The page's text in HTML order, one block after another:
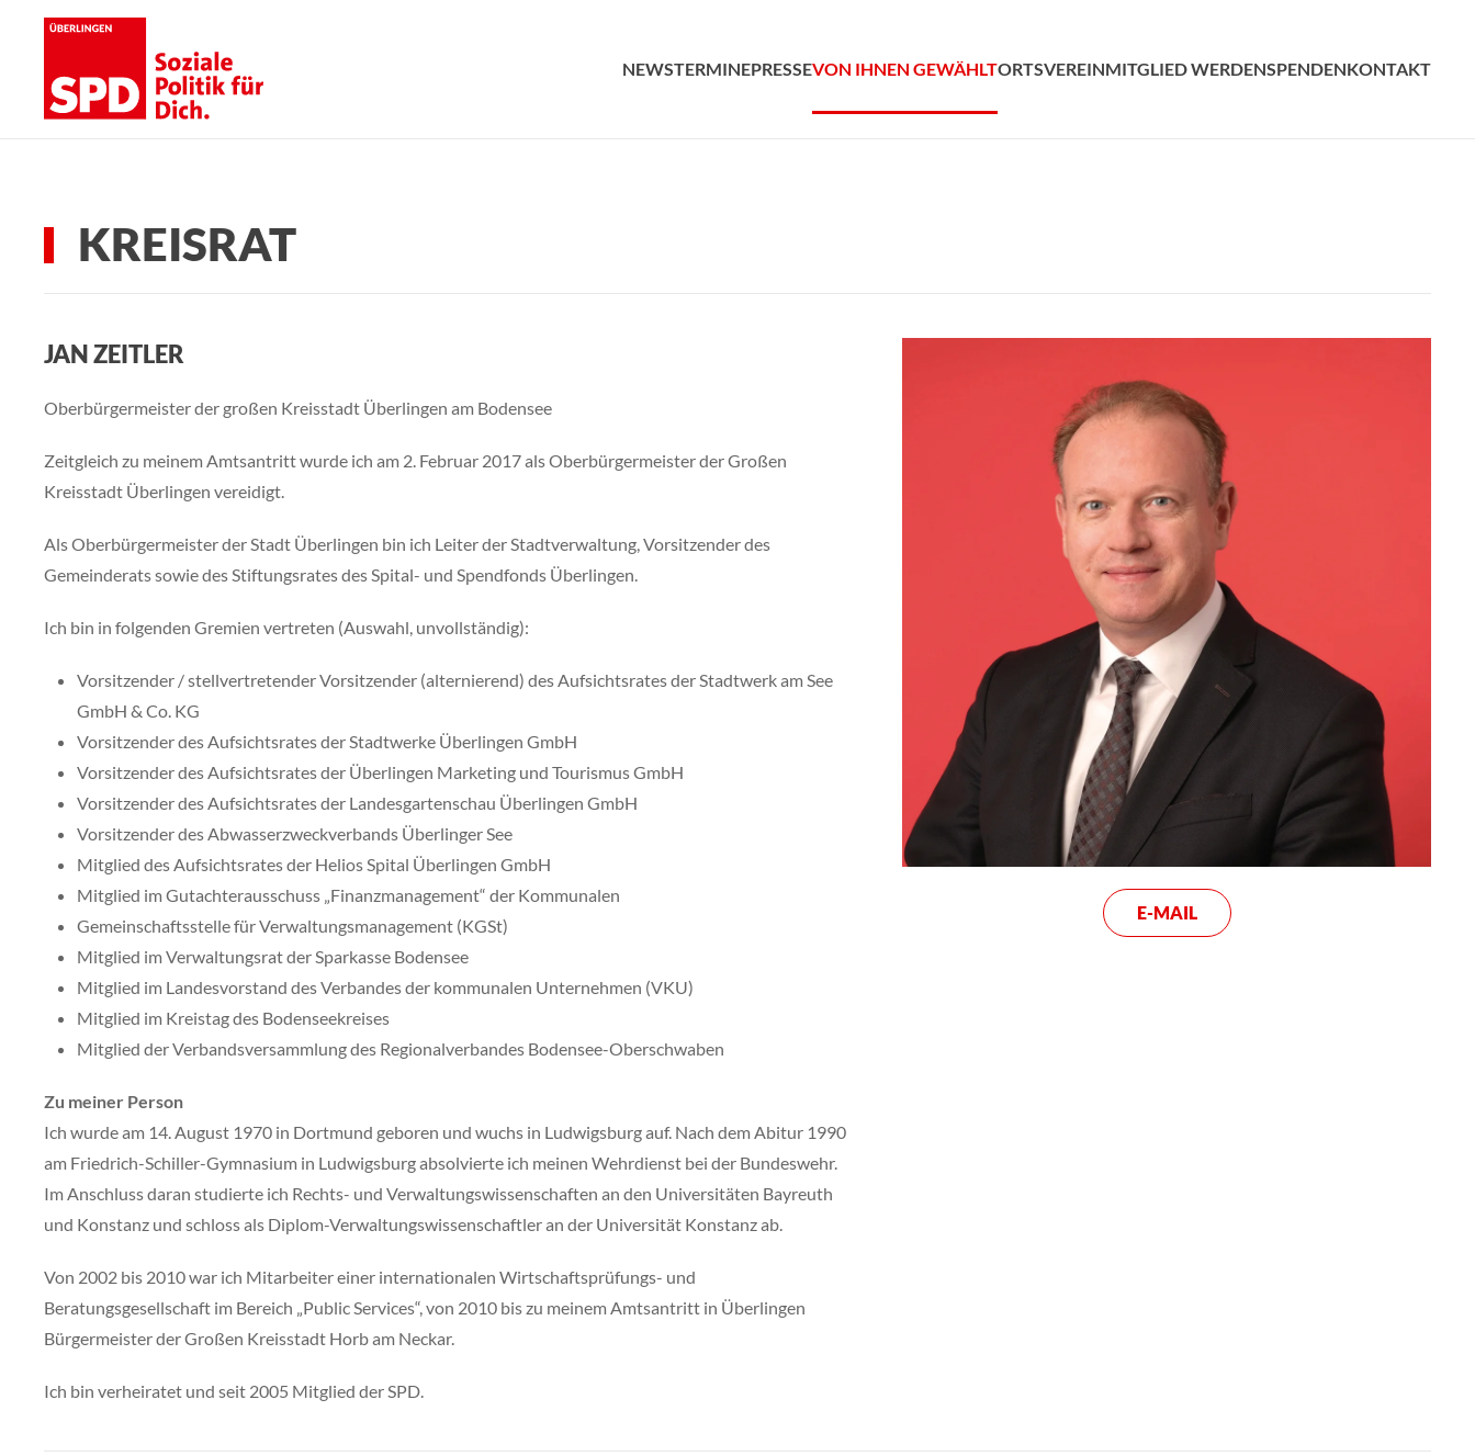
Skip to main content NEWSTERMINEPRESSEVON IHNEN GEWÄHLTORTSVEREINMITGLIED WERDENSPENDENKONTAKT
KREISRAT
JAN ZEITLER
Oberbürgermeister der großen Kreisstadt Überlingen am Bodensee
Zeitgleich zu meinem Amtsantritt wurde ich am 2. Februar 2017 als Oberbürgermeister der Großen
Kreisstadt Überlingen vereidigt.
Als Oberbürgermeister der Stadt Überlingen bin ich Leiter der Stadtverwaltung, Vorsitzender des
Gemeinderats sowie des Stiftungsrates des Spital- und Spendfonds Überlingen.
Ich bin in folgenden Gremien vertreten (Auswahl, unvollständig):
Vorsitzender / stellvertretender Vorsitzender (alternierend) des Aufsichtsrates der Stadtwerk am See
GmbH & Co. KG
Vorsitzender des Aufsichtsrates der Stadtwerke Überlingen GmbH
Vorsitzender des Aufsichtsrates der Überlingen Marketing und Tourismus GmbH
Vorsitzender des Aufsichtsrates der Landesgartenschau Überlingen GmbH
Vorsitzender des Abwasserzweckverbands Überlinger See
Mitglied des Aufsichtsrates der Helios Spital Überlingen GmbH
Mitglied im Gutachterausschuss „Finanzmanagement“ der Kommunalen
Gemeinschaftsstelle für Verwaltungsmanagement (KGSt)
Mitglied im Verwaltungsrat der Sparkasse Bodensee
Mitglied im Landesvorstand des Verbandes der kommunalen Unternehmen (VKU)
Mitglied im Kreistag des Bodenseekreises
Mitglied der Verbandsversammlung des Regionalverbandes Bodensee-Oberschwaben
Zu meiner Person
Ich wurde am 14. August 1970 in Dortmund geboren und wuchs in Ludwigsburg auf. Nach dem Abitur 1990
am Friedrich-Schiller-Gymnasium in Ludwigsburg absolvierte ich meinen Wehrdienst bei der Bundeswehr.
Im Anschluss daran studierte ich Rechts- und Verwaltungswissenschaften an den Universitäten Bayreuth
und Konstanz und schloss als Diplom-Verwaltungswissenschaftler an der Universität Konstanz ab.
Von 2002 bis 2010 war ich Mitarbeiter einer internationalen Wirtschaftsprüfungs- und
Beratungsgesellschaft im Bereich „Public Services“, von 2010 bis zu meinem Amtsantritt in Überlingen
Bürgermeister der Großen Kreisstadt Horb am Neckar.
Ich bin verheiratet und seit 2005 Mitglied der SPD.
E-MAIL